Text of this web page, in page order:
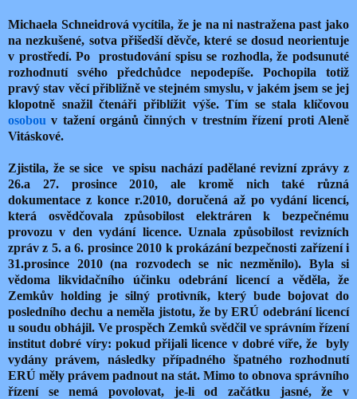
Michaela Schneidrová vycítila, že je na ni nastražena past jako
na nezkušené, sotva přišedší děvče, které se dosud neorientuje
v prostředí. Po prostudování spisu se rozhodla, že podsunuté
rozhodnutí svého předchůdce nepodepíše. Pochopila totiž
pravý stav věcí přibližně ve stejném smyslu, v jakém jsem se jej
klopotně snažil čtenáři přiblížit výše. Tím se stala klíčovou
osobou v tažení orgánů činných v trestním řízení proti Aleně
Vitáskové.
Zjistila, že se sice ve spisu nachází padělané revizní zprávy z
26.a 27. prosince 2010, ale kromě nich také různá
dokumentace z konce r.2010, doručená až po vydání licencí,
která osvědčovala způsobilost elektráren k bezpečnému
provozu v den vydání licence. Uznala způsobilost revizních
zpráv z 5. a 6. prosince 2010 k prokázání bezpečnosti zařízení i
31.prosince 2010 (na rozvodech se nic nezměnilo). Byla si
vědoma likvidačního účinku odebrání licencí a věděla, že
Zemkův holding je silný protivník, který bude bojovat do
posledního dechu a neměla jistotu, že by ERÚ odebrání licencí
u soudu obhájil. Ve prospěch Zemků svědčil ve správním řízení
institut dobré víry: pokud přijali licence v dobré víře, že byly
vydány právem, následky případného špatného rozhodnutí
ERÚ měly právem padnout na stát. Mimo to obnova správního
řízení se nemá povolovat, je-li od začátku jasné, že v